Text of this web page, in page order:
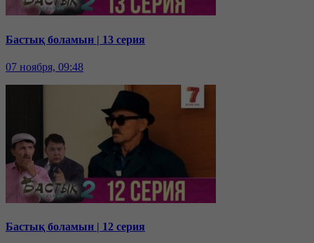
Бастық боламын | 13 серия
07 ноября, 09:48
Бастық боламын | 12 серия